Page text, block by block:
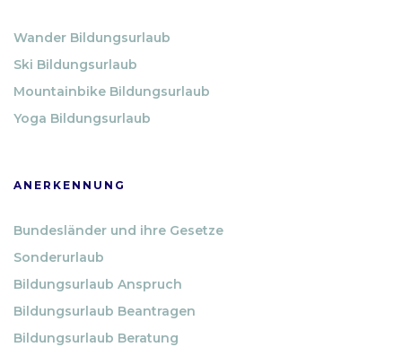
Wander Bildungsurlaub
Ski Bildungsurlaub
Mountainbike Bildungsurlaub
Yoga Bildungsurlaub
ANERKENNUNG
Bundesländer und ihre Gesetze
Sonderurlaub
Bildungsurlaub Anspruch
Bildungsurlaub Beantragen
Bildungsurlaub Beratung